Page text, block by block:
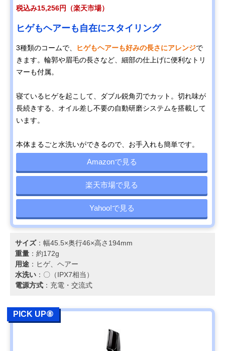
税込み15,256円（楽天市場）
ヒゲもヘアーも自在にスタイリング
3種類のコームで、 ヒゲもヘアーも好みの長さにアレンジで
きます。輪郭や眉毛の長さなど、細部の仕上げに便利なトリ
マーも付属。
寝ているヒゲを起こして、ダブル鋭角刃でカット。切れ味が
長続きする、オイル差し不要の自動研磨システムを搭載して
います。
本体まるごと水洗いができるので、お手入れも簡単です。
Amazonで見る
楽天市場で見る
Yahoo!で見る
サイズ：幅45.5×奥行46×高さ194mm
重量 ：約172g
用途 ：ヒゲ、ヘアー
水洗い ：〇（IPX7相当）
電源方式 ：充電・交流式
PICK UP⑧